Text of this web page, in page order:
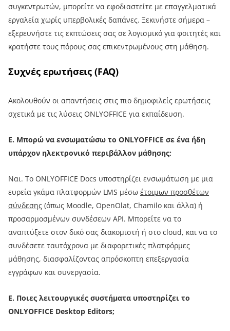
συγκεντρωτών, μπορείτε να εφοδιαστείτε με επαγγελματικά
εργαλεία χωρίς υπερβολικές δαπάνες. Ξεκινήστε σήμερα –
εξερευνήστε τις εκπτώσεις σας σε λογισμικό για φοιτητές και
κρατήστε τους πόρους σας επικεντρωμένους στη μάθηση.
Συχνές ερωτήσεις (FAQ)
Ακολουθούν οι απαντήσεις στις πιο δημοφιλείς ερωτήσεις
σχετικά με τις λύσεις ONLYOFFICE για εκπαίδευση.
Ε. Μπορώ να ενσωματώσω το ONLYOFFICE σε ένα ήδη
υπάρχον ηλεκτρονικό περιβάλλον μάθησης;
Ναι. Το ONLYOFFICE Docs υποστηρίζει ενσωμάτωση με μια
ευρεία γκάμα πλατφορμών LMS μέσω έτοιμων προσθέτων
σύνδεσης (όπως Moodle, OpenOlat, Chamilo και άλλα) ή
προσαρμοσμένων συνδέσεων API. Μπορείτε να το
αναπτύξετε στον δικό σας διακομιστή ή στο cloud, και να το
συνδέσετε ταυτόχρονα με διαφορετικές πλατφόρμες
μάθησης, διασφαλίζοντας απρόσκοπτη επεξεργασία
εγγράφων και συνεργασία.
Ε. Ποιες λειτουργικές συστήματα υποστηρίζει το
ONLYOFFICE Desktop Editors;